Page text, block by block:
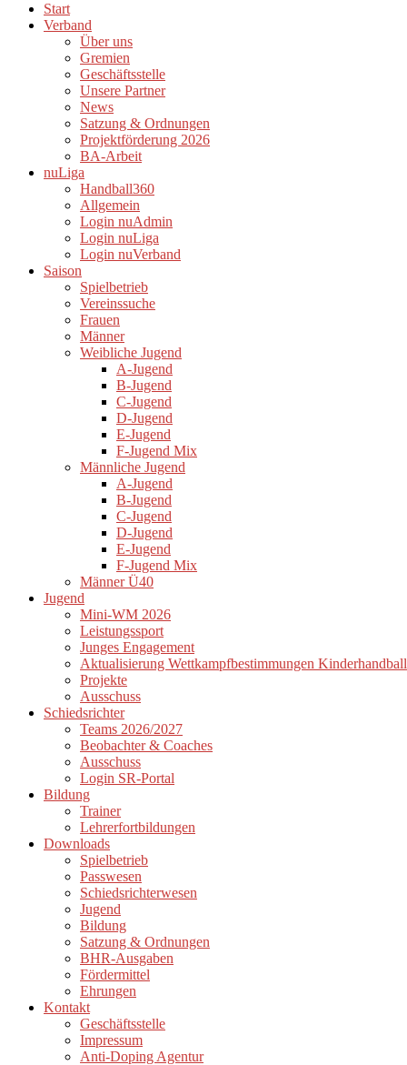
Start
Verband
Über uns
Gremien
Geschäftsstelle
Unsere Partner
News
Satzung & Ordnungen
Projektförderung 2026
BA-Arbeit
nuLiga
Handball360
Allgemein
Login nuAdmin
Login nuLiga
Login nuVerband
Saison
Spielbetrieb
Vereinssuche
Frauen
Männer
Weibliche Jugend
A-Jugend
B-Jugend
C-Jugend
D-Jugend
E-Jugend
F-Jugend Mix
Männliche Jugend
A-Jugend
B-Jugend
C-Jugend
D-Jugend
E-Jugend
F-Jugend Mix
Männer Ü40
Jugend
Mini-WM 2026
Leistungssport
Junges Engagement
Aktualisierung Wettkampfbestimmungen Kinderhandball
Projekte
Ausschuss
Schiedsrichter
Teams 2026/2027
Beobachter & Coaches
Ausschuss
Login SR-Portal
Bildung
Trainer
Lehrerfortbildungen
Downloads
Spielbetrieb
Passwesen
Schiedsrichterwesen
Jugend
Bildung
Satzung & Ordnungen
BHR-Ausgaben
Fördermittel
Ehrungen
Kontakt
Geschäftsstelle
Impressum
Anti-Doping Agentur